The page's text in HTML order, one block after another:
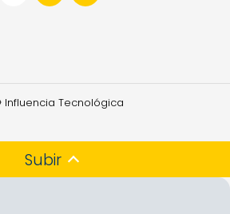
Influencia Tecnológica
Subir